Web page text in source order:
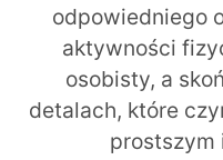
odpowiedniego
aktywności
osobisty, a
detalach, które
prostszym